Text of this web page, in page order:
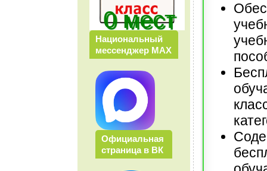
0 мест
Национальный
мессенджер МАХ
Официальная
страница в ВК